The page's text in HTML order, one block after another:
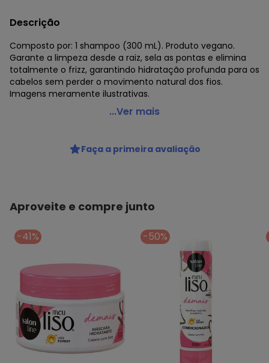
Descrição
Composto por: 1 shampoo (300 mL). Produto vegano.
Garante a limpeza desde a raiz, sela as pontas e elimina
totalmente o frizz, garantindo hidratação profunda para os
cabelos sem perder o movimento natural dos fios.
Imagens meramente ilustrativas.
Lar e Lazer - Shampoo Meu Liso Demais 300 Ml
Composto por:
1 shampoo (300 mL).
natural dos fios.
Imagens meramente ilustrativas.
Histórico de preços
O preço apresentado abaixo é o menor oferecido em
algum dia do mês, para o menor tamanho disponível.
julho/2026
junho/2026
maio/2026
abril/2026
março/2026
fevereiro/2026
...Ver mais
Faça a primeira avaliação
Aproveite e compre junto
-41% -50%